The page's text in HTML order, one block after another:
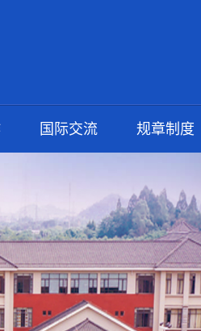
国际交流 规章制度